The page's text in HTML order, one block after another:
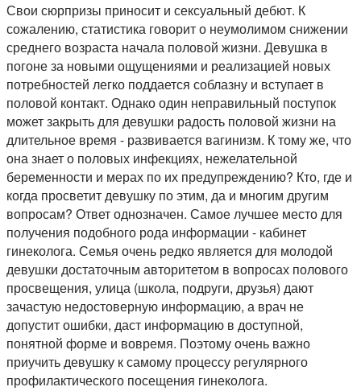
Свои сюрпризы приносит и сексуальный дебют. К
сожалению, статистика говорит о неумолимом снижении
среднего возраста начала половой жизни. Девушка в
погоне за новыми ощущениями и реализацией новых
потребностей легко поддается соблазну и вступает в
половой контакт. Однако один неправильный поступок
может закрыть для девушки радость половой жизни на
длительное время - развивается вагинизм. К тому же, что
она знает о половых инфекциях, нежелательной
беременности и мерах по их предупреждению? Кто, где и
когда просветит девушку по этим, да и многим другим
вопросам? Ответ однозначен. Самое лучшее место для
получения подобного рода информации - кабинет
гинеколога. Семья очень редко является для молодой
девушки достаточным авторитетом в вопросах полового
просвещения, улица (школа, подруги, друзья) дают
зачастую недостоверную информацию, а врач не
допустит ошибки, даст информацию в доступной,
понятной форме и вовремя. Поэтому очень важно
приучить девушку к самому процессу регулярного
профилактического посещения гинеколога.